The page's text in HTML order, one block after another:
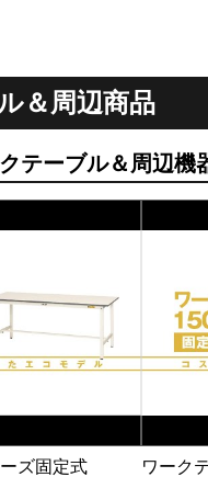
＆周辺商品
テーブル＆周辺機
ズ固定式 ワーク